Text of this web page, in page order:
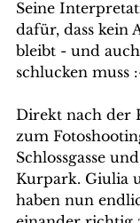
Seine
dafür, dass kein
bleibt - und
schlucken muss
Direkt nach der
zum
Schlossgasse
Kurpark. Giulia
haben nun